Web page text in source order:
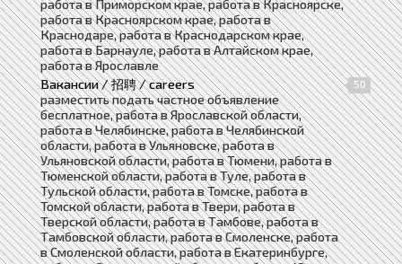
работа в Приморском крае, работа в Красноярске,
работа в Красноярском крае, работа в
Краснодаре, работа в Краснодарском крае,
работа в Барнауле, работа в Алтайском крае,
работа в Ярославле
Вакансии / 招聘 / careers
50
разместить подать частное объявление
бесплатное, работа в Ярославской области,
работа в Челябинске, работа в Челябинской
области, работа в Ульяновске, работа в
Ульяновской области, работа в Тюмени, работа в
Тюменской области, работа в Туле, работа в
Тульской области, работа в Томске, работа в
Томской области, работа в Твери, работа в
Тверской области, работа в Тамбове, работа в
Тамбовской области, работа в Смоленске, работа
в Смоленской области, работа в Екатеринбурге,